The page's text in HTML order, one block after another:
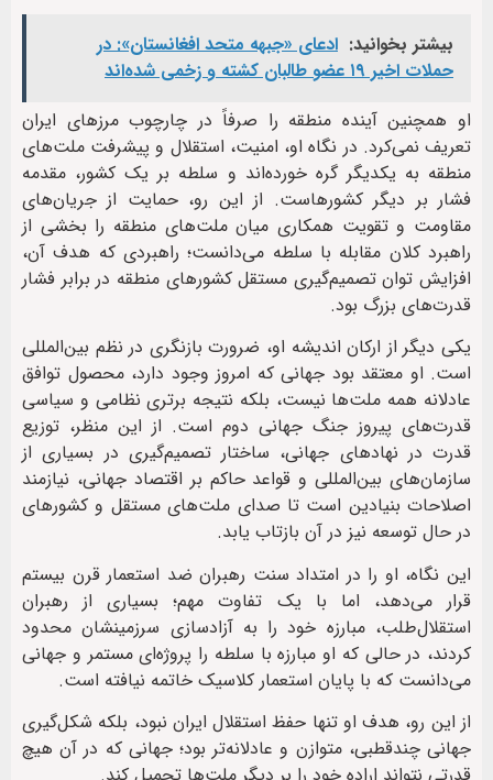
بیشتر بخوانید: ادعای «جبهه متحد افغانستان»: در
حملات اخیر ۱۹ عضو طالبان کشته و زخمی شده‌اند
او همچنین آینده منطقه را صرفاً در چارچوب مرزهای ایران
تعریف نمی‌کرد. در نگاه او، امنیت، استقلال و پیشرفت ملت‌های
منطقه به یکدیگر گره خورده‌اند و سلطه بر یک کشور، مقدمه
فشار بر دیگر کشورهاست. از این رو، حمایت از جریان‌های
مقاومت و تقویت همکاری میان ملت‌های منطقه را بخشی از
راهبرد کلان مقابله با سلطه می‌دانست؛ راهبردی که هدف آن،
افزایش توان تصمیم‌گیری مستقل کشورهای منطقه در برابر فشار
قدرت‌های بزرگ بود.
یکی دیگر از ارکان اندیشه او، ضرورت بازنگری در نظم بین‌المللی
است. او معتقد بود جهانی که امروز وجود دارد، محصول توافق
عادلانه همه ملت‌ها نیست، بلکه نتیجه برتری نظامی و سیاسی
قدرت‌های پیروز جنگ جهانی دوم است. از این منظر، توزیع
قدرت در نهادهای جهانی، ساختار تصمیم‌گیری در بسیاری از
سازمان‌های بین‌المللی و قواعد حاکم بر اقتصاد جهانی، نیازمند
اصلاحات بنیادین است تا صدای ملت‌های مستقل و کشورهای
در حال توسعه نیز در آن بازتاب یابد.
این نگاه، او را در امتداد سنت رهبران ضد استعمار قرن بیستم
قرار می‌دهد، اما با یک تفاوت مهم؛ بسیاری از رهبران
استقلال‌طلب، مبارزه خود را به آزادسازی سرزمینشان محدود
کردند، در حالی که او مبارزه با سلطه را پروژه‌ای مستمر و جهانی
می‌دانست که با پایان استعمار کلاسیک خاتمه نیافته است.
از این رو، هدف او تنها حفظ استقلال ایران نبود، بلکه شکل‌گیری
جهانی چندقطبی، متوازن و عادلانه‌تر بود؛ جهانی که در آن هیچ